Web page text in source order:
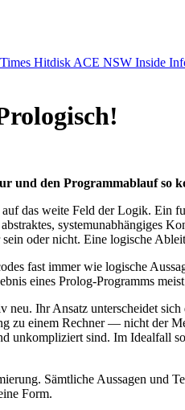
Hitdisk ACE NSW Inside
und den Programmablauf
das weite Feld der Logik. Ein
systemunabhängiges
oder nicht. Eine logische
fast immer wie logische
eines Prolog-Programms
Ihr Ansatz unterscheidet
zu einem Rechner — nicht der
unkompliziert sind. Im Idealfall
Sämtliche Aussagen und
Form.